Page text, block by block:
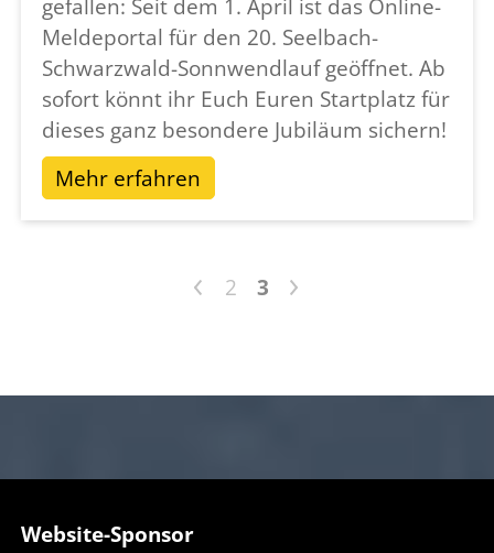
Engagement machen Sie dieses Jubiläum erst
möglich.
Ich freue mich auf einen stimmungsvollen
und erfolgreichen 20. Seelbach
Schwarzwald Sonnwendlauf!
Ihr
gefallen: Seit dem 1. April ist das Online-
Meldeportal für den 20. Seelbach-
Schwarzwald-Sonnwendlauf geöffnet. Ab
sofort könnt ihr Euch Euren Startplatz für
dieses ganz besondere Jubiläum sichern!
Mehr erfahren
< 2 3 >
Website-Sponsor